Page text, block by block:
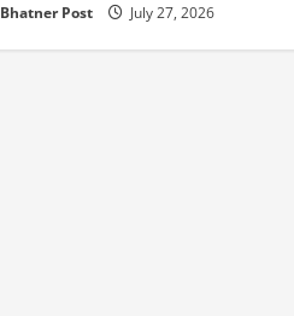
Bhatner Post July 27, 2026